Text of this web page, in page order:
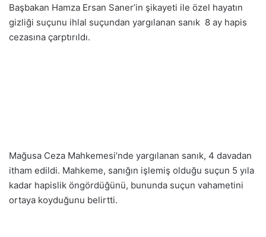
Başbakan Hamza Ersan Saner’in şikayeti ile özel hayatın
gizliği suçunu ihlal suçundan yargılanan sanık 8 ay hapis
cezasına çarptırıldı.
Mağusa Ceza Mahkemesi’nde yargılanan sanık, 4 davadan
itham edildi. Mahkeme, sanığın işlemiş olduğu suçun 5 yıla
kadar hapislik öngördüğünü, bununda suçun vahametini
ortaya koyduğunu belirtti.